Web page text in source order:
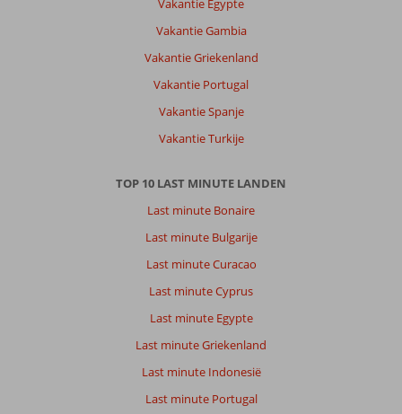
Vakantie Egypte
Vakantie Gambia
Vakantie Griekenland
Vakantie Portugal
Vakantie Spanje
Vakantie Turkije
TOP 10 LAST MINUTE LANDEN
Last minute Bonaire
Last minute Bulgarije
Last minute Curacao
Last minute Cyprus
Last minute Egypte
Last minute Griekenland
Last minute Indonesië
Last minute Portugal